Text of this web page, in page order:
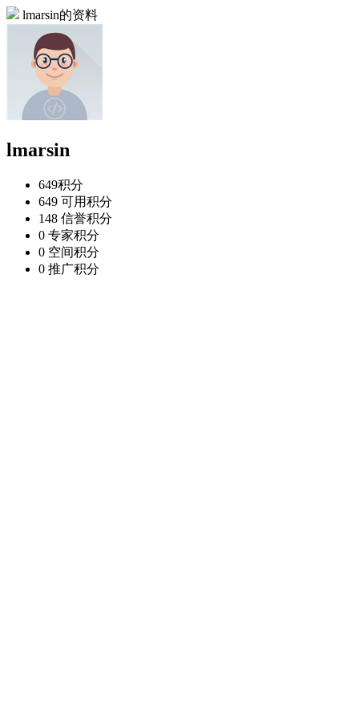
lmarsin的资料
lmarsin
649积分
649 可用积分
148 信誉积分
0 专家积分
0 空间积分
0 推广积分